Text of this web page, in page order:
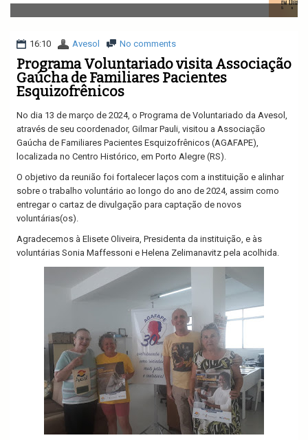
v
i
a
i
o
16:10 Avesol No comments
Programa Voluntariado visita Associação
Gaúcha de Familiares Pacientes
Esquizofrênicos
No dia 13 de março de 2024, o Programa de Voluntariado da Avesol,
através de seu coordenador, Gilmar Pauli, visitou a Associação
Gaúcha de Familiares Pacientes Esquizofrênicos (AGAFAPE),
localizada no Centro Histórico, em Porto Alegre (RS).
O objetivo da reunião foi fortalecer laços com a instituição e alinhar
sobre o trabalho voluntário ao longo do ano de 2024, assim como
entregar o cartaz de divulgação para captação de novos
voluntárias(os).
Agradecemos à Elisete Oliveira, Presidenta da instituição, e às
voluntárias Sonia Maffessoni e Helena Zelimanavitz pela acolhida.